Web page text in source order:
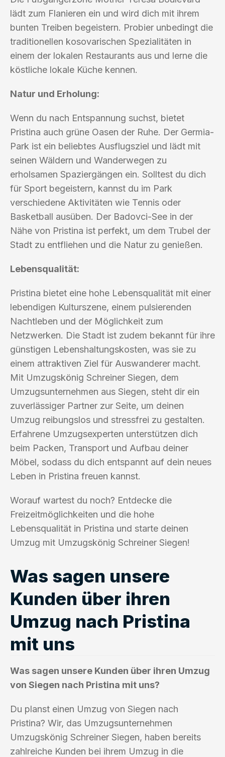
lädt zum Flanieren ein und wird dich mit ihrem
bunten Treiben begeistern. Probier unbedingt die
traditionellen kosovarischen Spezialitäten in
einem der lokalen Restaurants aus und lerne die
köstliche lokale Küche kennen.
Natur und Erholung:
Wenn du nach Entspannung suchst, bietet
Pristina auch grüne Oasen der Ruhe. Der Germia-
Park ist ein beliebtes Ausflugsziel und lädt mit
seinen Wäldern und Wanderwegen zu
erholsamen Spaziergängen ein. Solltest du dich
für Sport begeistern, kannst du im Park
verschiedene Aktivitäten wie Tennis oder
Basketball ausüben. Der Badovci-See in der
Nähe von Pristina ist perfekt, um dem Trubel der
Stadt zu entfliehen und die Natur zu genießen.
Lebensqualität:
Pristina bietet eine hohe Lebensqualität mit einer
lebendigen Kulturszene, einem pulsierenden
Nachtleben und der Möglichkeit zum
Netzwerken. Die Stadt ist zudem bekannt für ihre
günstigen Lebenshaltungskosten, was sie zu
einem attraktiven Ziel für Auswanderer macht.
Mit Umzugskönig Schreiner Siegen, dem
Umzugsunternehmen aus Siegen, steht dir ein
zuverlässiger Partner zur Seite, um deinen
Umzug reibungslos und stressfrei zu gestalten.
Erfahrene Umzugsexperten unterstützen dich
beim Packen, Transport und Aufbau deiner
Möbel, sodass du dich entspannt auf dein neues
Leben in Pristina freuen kannst.
Worauf wartest du noch? Entdecke die
Freizeitmöglichkeiten und die hohe
Lebensqualität in Pristina und starte deinen
Umzug mit Umzugskönig Schreiner Siegen!
Was sagen unsere
Kunden über ihren
Umzug nach Pristina
mit uns
Was sagen unsere Kunden über ihren Umzug
von Siegen nach Pristina mit uns?
Du planst einen Umzug von Siegen nach
Pristina? Wir, das Umzugsunternehmen
Umzugskönig Schreiner Siegen, haben bereits
zahlreiche Kunden bei ihrem Umzug in die